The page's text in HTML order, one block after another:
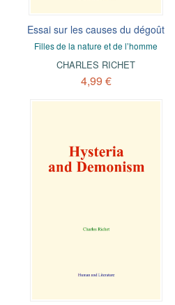
Essai sur les causes du dégoût
Filles de la nature et de l’homme
CHARLES RICHET
4,99 €